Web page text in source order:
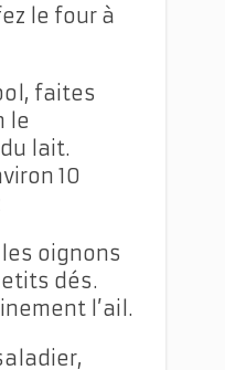
le four à
faites
le
lait.
10
oignons
dés.
l’ail.